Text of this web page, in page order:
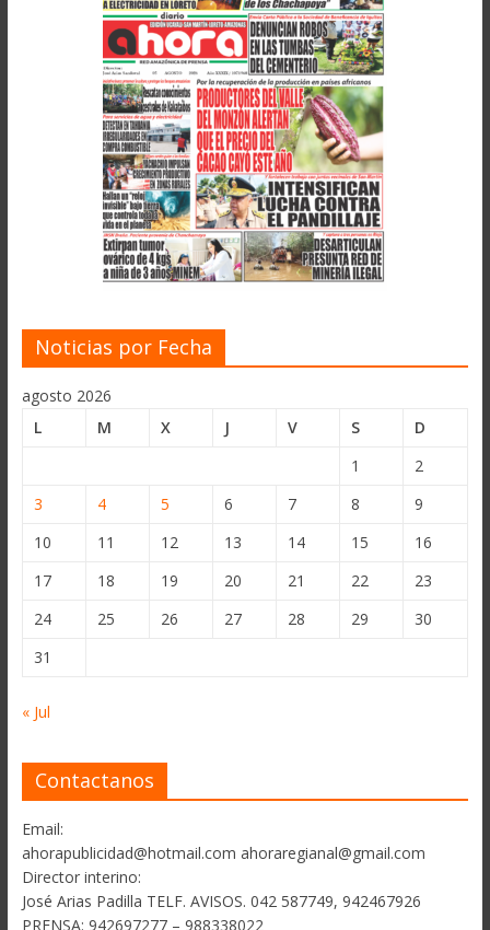
Noticias por Fecha
agosto 2026
L
M X J V S
D
1
2
3
4 5 6 7 8
9
10
11 12 13 14 15
16
17
18 19 20 21 22
23
24
25 26 27 28 29
30
31
« Jul
Contactanos
Email:
ahorapublicidad@hotmail.com ahoraregianal@gmail.com
Director interino:
José Arias Padilla TELF. AVISOS. 042 587749, 942467926
PRENSA: 942697277 – 988338022